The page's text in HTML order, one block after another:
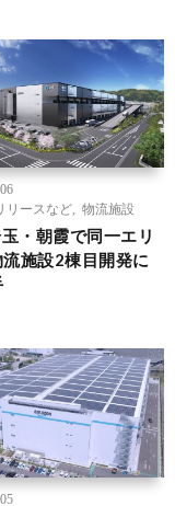
リースなど
物流施設
・朝霞で同一エリ
施設2棟目開発に